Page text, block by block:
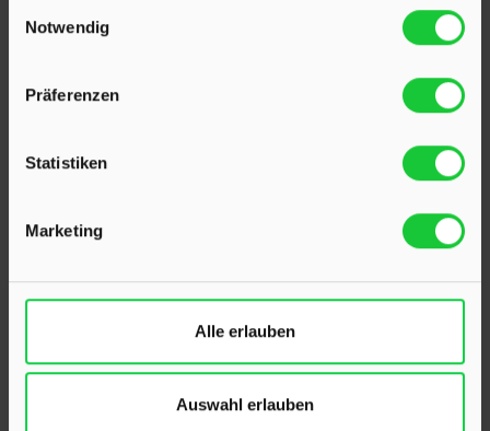
Notwendig
Präferenzen
Statistiken
Marketing
Alle erlauben
Auswahl erlauben
Telefon:04551 901690
24568 Kaltenkirchen
Telefon:04191 2749279
info@hinrichsen-immobilien.com